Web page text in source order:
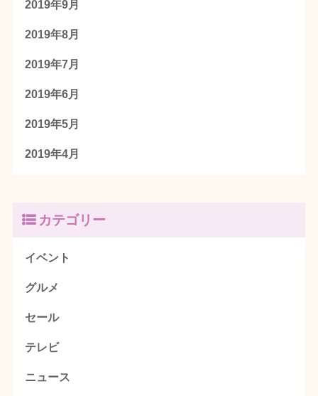
2019年9月
2019年8月
2019年7月
2019年6月
2019年5月
2019年4月
カテゴリー
イベント
グルメ
セール
テレビ
ニュース